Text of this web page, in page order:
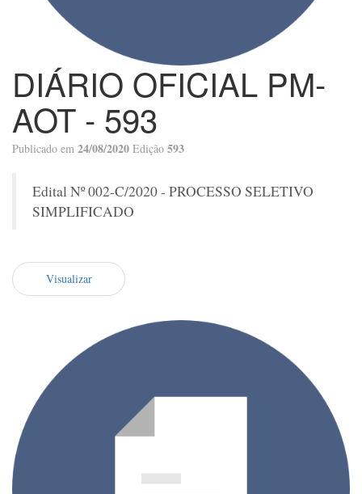
DIÁRIO OFICIAL PM-
AOT - 593
Publicado em 24/08/2020 Edição 593
Edital Nº 002-C/2020 - PROCESSO SELETIVO
SIMPLIFICADO
Visualizar